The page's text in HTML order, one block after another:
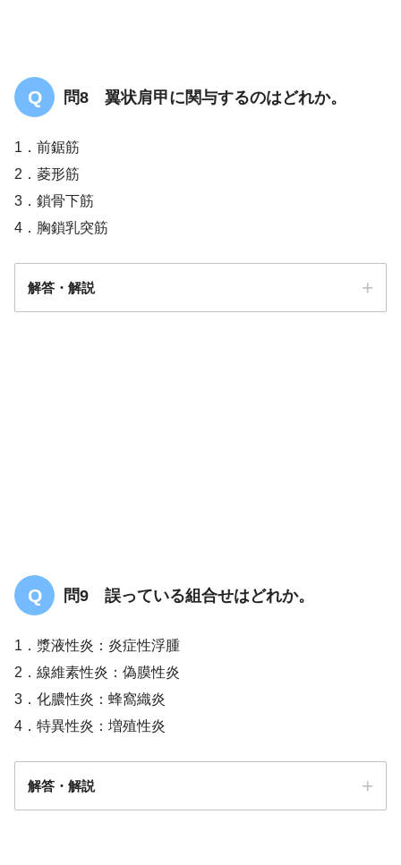
問8 翼状肩甲に関与するのはどれか。
1．前鋸筋
2．菱形筋
3．鎖骨下筋
4．胸鎖乳突筋
解答・解説
問9 誤っている組合せはどれか。
1．漿液性炎：炎症性浮腫
2．線維素性炎：偽膜性炎
3．化膿性炎：蜂窩織炎
4．特異性炎：増殖性炎
解答・解説